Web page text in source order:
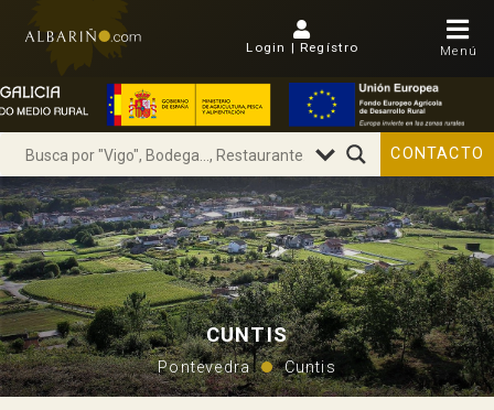
Login | Regístro Menú
CONTACTO
CUNTIS
Pontevedra Cuntis